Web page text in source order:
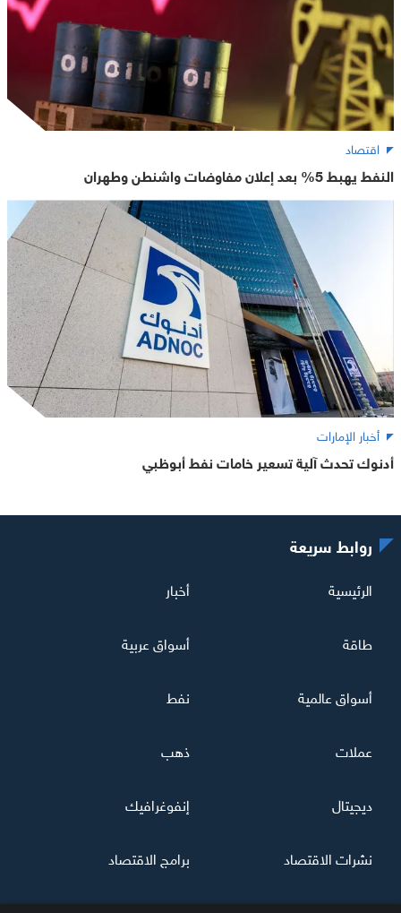
اقتصاد
النفط يهبط 5% بعد إعلان مفاوضات واشنطن وطهران
أخبار الإمارات
أدنوك تحدث آلية تسعير خامات نفط أبوظبي
روابط سريعة
الرئيسية أخبار
طاقة أسواق عربية
أسواق عالمية نفط
عملات ذهب
ديجيتال إنفوغرافيك
نشرات الاقتصاد برامج الاقتصاد